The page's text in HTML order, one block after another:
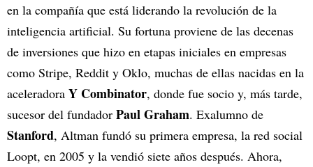
en la compañía que está liderando la revolución de la
inteligencia artificial. Su fortuna proviene de las decenas
de inversiones que hizo en etapas iniciales en empresas
como Stripe, Reddit y Oklo, muchas de ellas nacidas en la
aceleradora Y Combinator, donde fue socio y, más tarde,
sucesor del fundador Paul Graham. Exalumno de
Stanford, Altman fundó su primera empresa, la red social
Loopt, en 2005 y la vendió siete años después. Ahora,